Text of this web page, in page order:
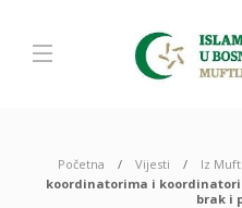
Početna Vijesti Iz
koordinatorima i
brak i